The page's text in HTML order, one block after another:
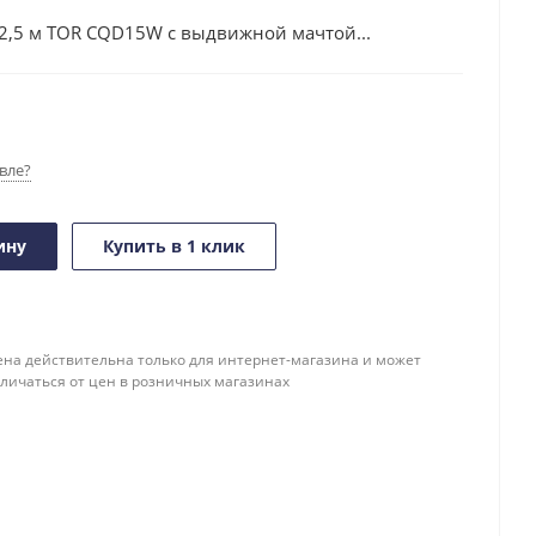
м TOR CQD15W с выдвижной мачтой...
Купить в 1 клик
действительна только для интернет-магазина и может
от цен в розничных магазинах